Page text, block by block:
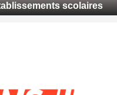
scolaires